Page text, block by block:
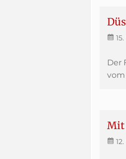
Der
Mit